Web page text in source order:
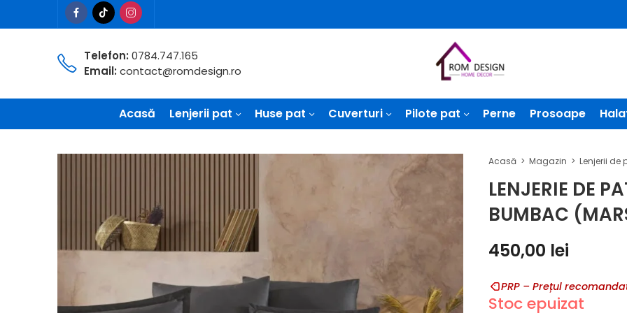
Telefon: 0784.747.165
Email: contact@romdesign.ro
Acasă Lenjerii pat Huse pat Cuverturi Pilote pat Perne Prosoape
Acasă Magazin
LENJERIE DE
BUMBAC
450,00 lei
PRP – Prețul
Stoc epuizat